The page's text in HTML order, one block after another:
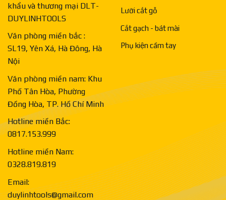
khẩu và thương mại DLT-
DUYLINHTOOLS
Văn phòng miền bắc :
SL19, Yên Xá, Hà Đông, Hà
Nội
Văn phòng miền nam: Khu
Phố Tân Hòa, Phường
Đồng Hòa, TP. Hồ Chí Minh
Hotline miền Bắc:
0817.153.999
Hotline miền Nam:
0328.819.819
Email:
duylinhtools@gmail.com
Lưỡi cắt gỗ
Cắt gạch - bát mài
Phụ kiện cầm tay